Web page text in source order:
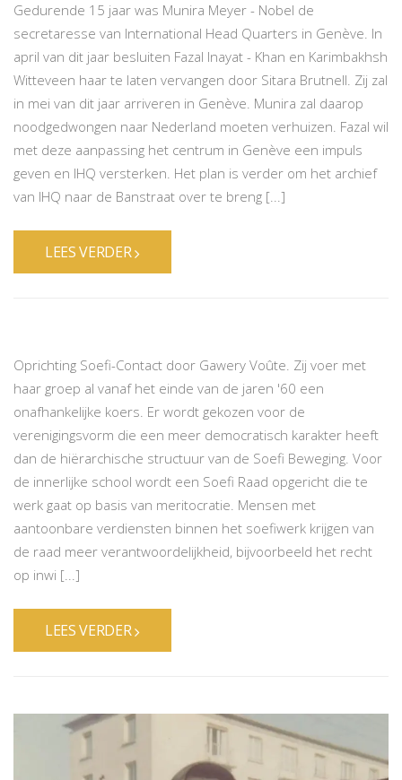
Gedurende 15 jaar was Munira Meyer - Nobel de
secretaresse van International Head Quarters in Genève. In
april van dit jaar besluiten Fazal Inayat - Khan en Karimbakhsh
Witteveen haar te laten vervangen door Sitara Brutnell. Zij zal
in mei van dit jaar arriveren in Genève. Munira zal daarop
noodgedwongen naar Nederland moeten verhuizen. Fazal wil
met deze aanpassing het centrum in Genève een impuls
geven en IHQ versterken. Het plan is verder om het archief
van IHQ naar de Banstraat over te breng [...]
LEES VERDER
Oprichting Soefi-Contact door Gawery Voûte. Zij voer met
haar groep al vanaf het einde van de jaren '60 een
onafhankelijke koers. Er wordt gekozen voor de
verenigingsvorm die een meer democratisch karakter heeft
dan de hiërarchische structuur van de Soefi Beweging. Voor
de innerlijke school wordt een Soefi Raad opgericht die te
werk gaat op basis van meritocratie. Mensen met
aantoonbare verdiensten binnen het soefiwerk krijgen van
de raad meer verantwoordelijkheid, bijvoorbeeld het recht
op inwi [...]
LEES VERDER